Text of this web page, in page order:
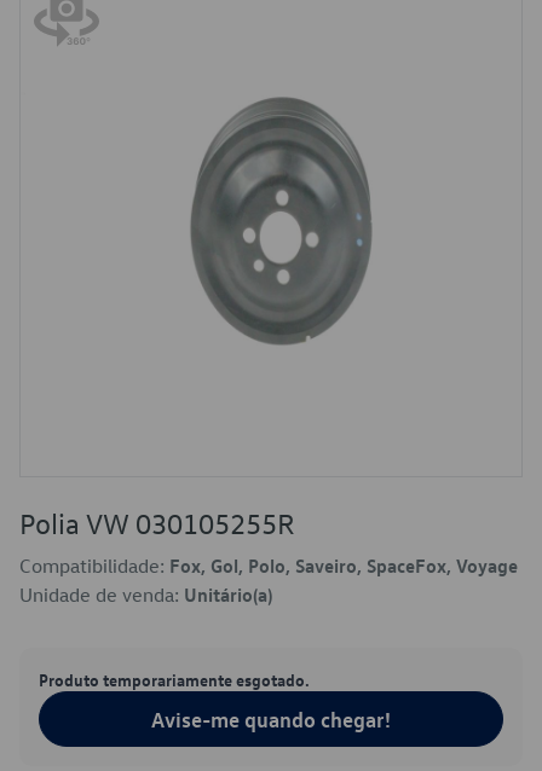
Polia VW 030105255R
Compatibilidade: Fox, Gol, Polo, Saveiro, SpaceFox, Voyage
Unidade de venda: Unitário(a)
Produto temporariamente esgotado.
Avise-me quando chegar!